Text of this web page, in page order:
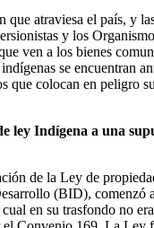
que atraviesa el país, y
y los
ven a los bienes
se encuentran
que colocan en peligro
ley Indígena a una
de la Ley de
(BID), comenzó
en su trasfondo no